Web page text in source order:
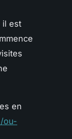
il est
en
ou-